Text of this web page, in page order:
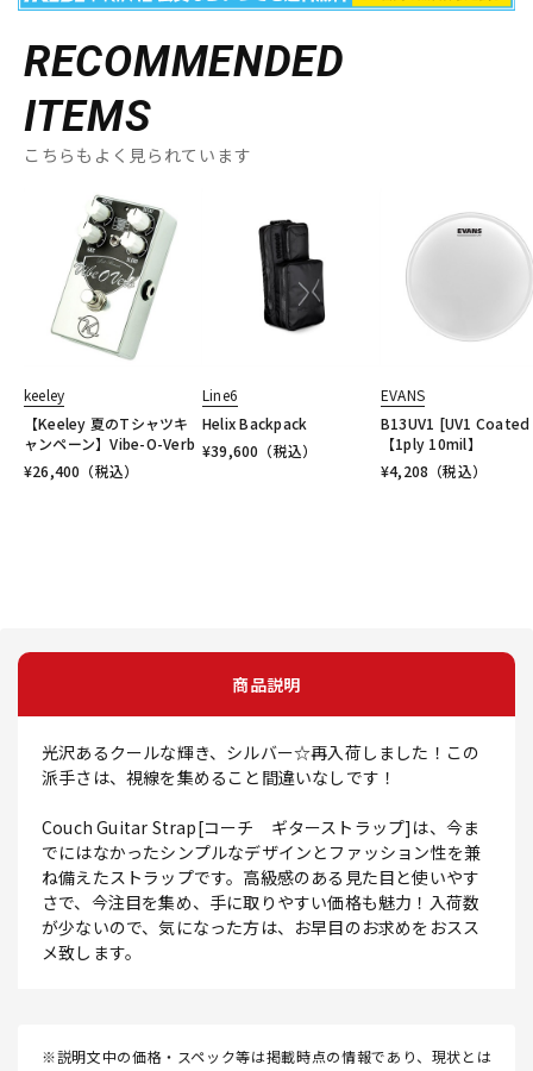
RECOMMENDED
ITEMS
こちらもよく見られています
keeley
【Keeley 夏のTシャツキ
ャンペーン】Vibe-O-Verb
¥26,400 （税込）
Line6
Helix Backpack
¥39,600 （税込）
EVANS
B13UV1 [UV1
【1ply 10mil】
¥4,208 （税込）
商品説明
光沢あるクールな輝き、シルバー☆再入荷しました！この
派手さは、視線を集めること間違いなしです！
Couch Guitar Strap[コーチ ギターストラップ]は、今ま
でにはなかったシンプルなデザインとファッション性を兼
ね備えたストラップです。高級感のある見た目と使いやす
さで、今注目を集め、手に取りやすい価格も魅力！入荷数
が少ないので、気になった方は、お早目のお求めをおスス
メ致します。
※説明文中の価格・スペック等は掲載時点の情報であり、現状とは